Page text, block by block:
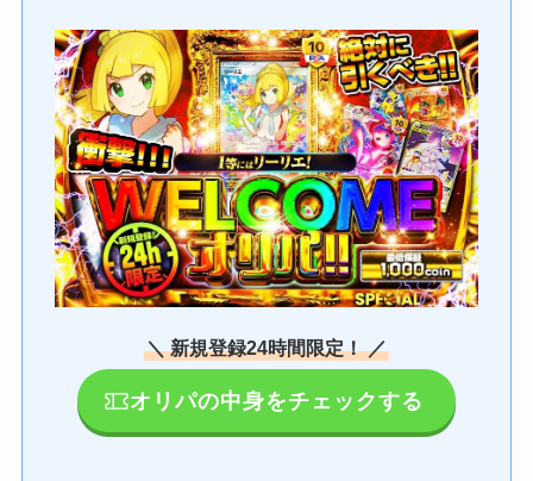
＼ 新規登録24時間限定！ ／
オリパの中身をチェックする